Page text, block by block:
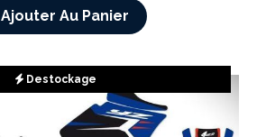
Ajouter Au Panier
Destockage